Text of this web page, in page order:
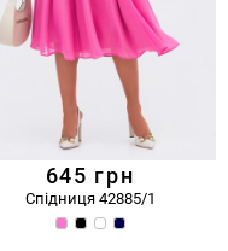
645 грн
Спідниця 42885/1